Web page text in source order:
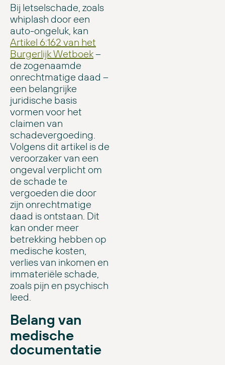
Bij letselschade, zoals
whiplash door een
auto-ongeluk, kan
Artikel 6:162 van het
Burgerlijk Wetboek–
de zogenaamde
onrechtmatige daad –
een belangrijke
juridische basis
vormen voor het
claimen van
schadevergoeding.
Volgens dit artikel is de
veroorzaker van een
ongeval verplicht om
de schade te
vergoeden die door
zijn onrechtmatige
daad is ontstaan. Dit
kan onder meer
betrekking hebben op
medische kosten,
verlies van inkomen en
immateriële schade,
zoals pijn en psychisch
leed.
Belang van
medische
documentatie